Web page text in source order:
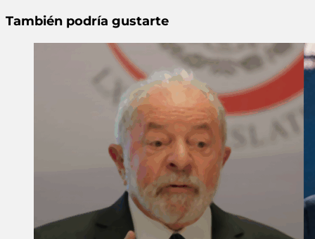
También podría gustarte